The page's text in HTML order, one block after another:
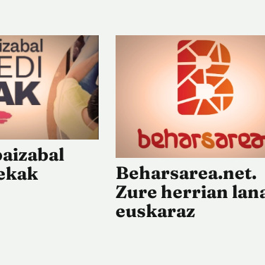
Beharsarea.net.
Zure herrian
euskaraz